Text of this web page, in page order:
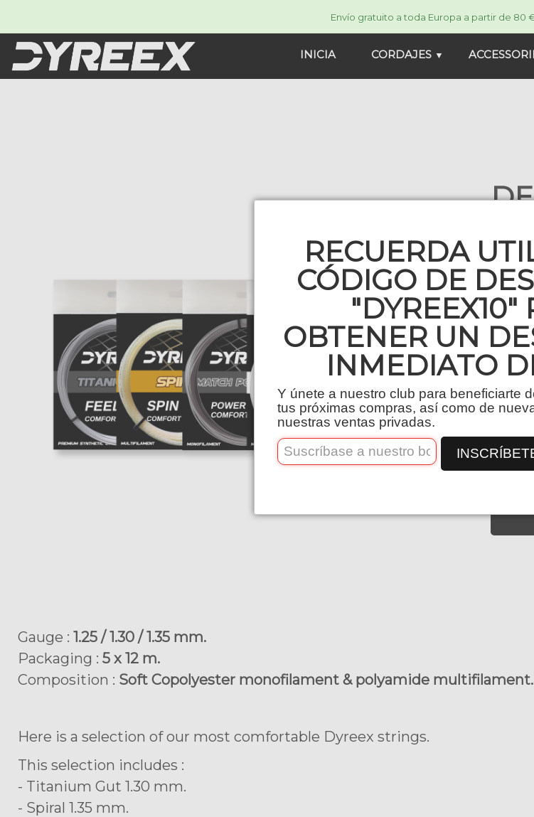
Envío gratuito a toda Europa a partir de 80
INICIA CORDAJES ▼
En
Gauge
Gauge : 1.25 / 1.30 / 1.35 mm.
Packaging : 5 x 12 m.
Composition : Soft Copolyester monofilament & polyamide multifilament.
Here is a selection of our most comfortable Dyreex strings.
This selection includes :
- Titanium Gut 1.30 mm.
- Spiral 1.35 mm.
RECUERDA
CÓDIGO DE
"DYREEX10"
OBTENER UN
INMEDIATO
Y únete a nuestro club para beneficiarte
tus próximas compras, así como de
nuestras ventas privadas.